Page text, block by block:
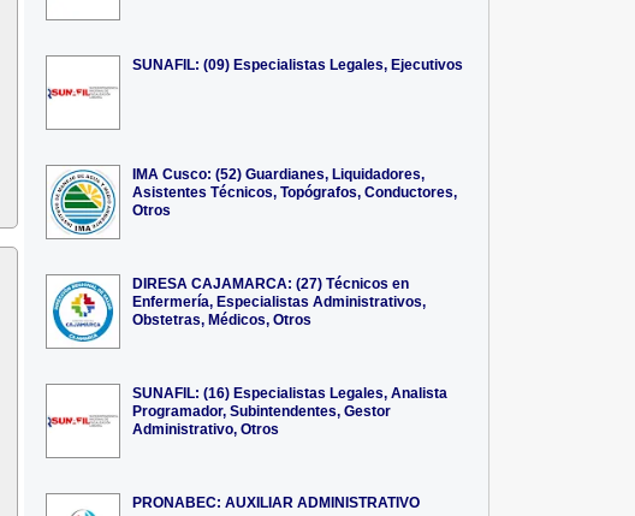
SUNAFIL: (09) Especialistas Legales, Ejecutivos
IMA Cusco: (52) Guardianes, Liquidadores,
Asistentes Técnicos, Topógrafos, Conductores,
Otros
DIRESA CAJAMARCA: (27) Técnicos en
Enfermería, Especialistas Administrativos,
Obstetras, Médicos, Otros
SUNAFIL: (16) Especialistas Legales, Analista
Programador, Subintendentes, Gestor
Administrativo, Otros
PRONABEC: AUXILIAR ADMINISTRATIVO